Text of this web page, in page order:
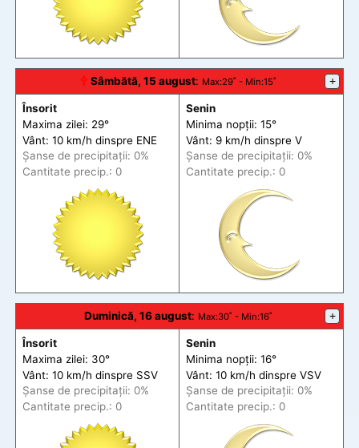
🕆 Sâmbătă, 15 august: Max:29˚ - Min:15˚ +
Însorit
Maxima zilei: 29°
Vânt: 10 km/h dinspre ENE
Șanse de precipitații: 0%
Cantitate precip.: 0
Senin
Minima nopții: 15°
Vânt: 9 km/h dinspre V
Șanse de precipitații: 0%
Cantitate precip.: 0
Duminică, 16 august: Max:30˚ - Min:16˚ +
Însorit
Maxima zilei: 30°
Vânt: 10 km/h dinspre SSV
Șanse de precipitații: 0%
Cantitate precip.: 0
Senin
Minima nopții: 16°
Vânt: 10 km/h dinspre VSV
Șanse de precipitații: 0%
Cantitate precip.: 0